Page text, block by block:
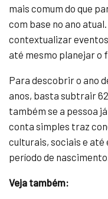
mais comum do que
com base no ano
contextualizar
até mesmo planejar o
Para descobrir o ano
anos, basta subtrair
também se a pessoa
conta simples traz
culturais, sociais e até
período de
Veja também: